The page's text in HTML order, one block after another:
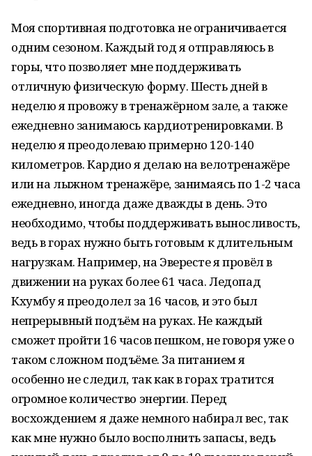
Моя спортивная подготовка не ограничивается
одним сезоном. Каждый год я отправляюсь в
горы, что позволяет мне поддерживать
отличную физическую форму. Шесть дней в
неделю я провожу в тренажёрном зале, а также
ежедневно занимаюсь кардиотренировками. В
неделю я преодолеваю примерно 120-140
километров. Кардио я делаю на велотренажёре
или на лыжном тренажёре, занимаясь по 1-2 часа
ежедневно, иногда даже дважды в день. Это
необходимо, чтобы поддерживать выносливость,
ведь в горах нужно быть готовым к длительным
нагрузкам. Например, на Эвересте я провёл в
движении на руках более 61 часа. Ледопад
Кхумбу я преодолел за 16 часов, и это был
непрерывный подъём на руках. Не каждый
сможет пройти 16 часов пешком, не говоря уже о
таком сложном подъёме. За питанием я
особенно не следил, так как в горах тратится
огромное количество энергии. Перед
восхождением я даже немного набирал вес, так
как мне нужно было восполнить запасы, ведь